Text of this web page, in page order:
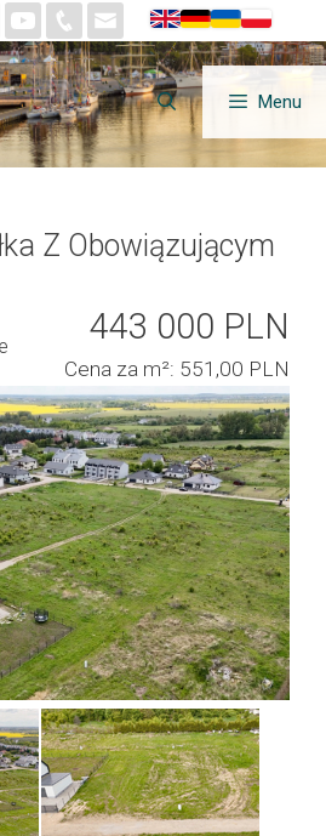
Menu
Z Obowiązującym
443 000 PLN
Cena za m²: 551,00 PLN